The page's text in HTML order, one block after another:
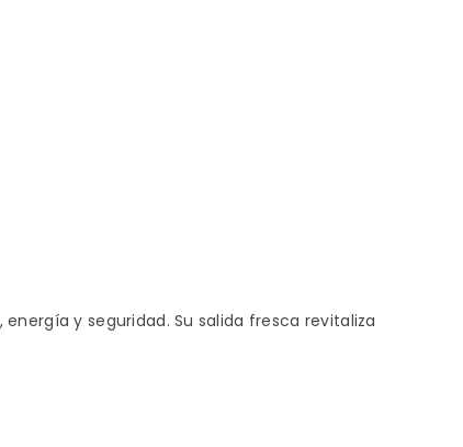
y seguridad. Su salida fresca revitaliza